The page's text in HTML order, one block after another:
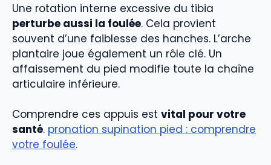
Une rotation interne excessive du tibia
perturbe aussi la foulée. Cela provient
souvent d’une faiblesse des hanches. L’arche
plantaire joue également un rôle clé. Un
affaissement du pied modifie toute la chaîne
articulaire inférieure.
Comprendre ces appuis est vital pour votre
santé. pronation supination pied : comprendre
votre foulée.